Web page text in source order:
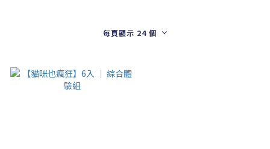
每頁顯示 24 個